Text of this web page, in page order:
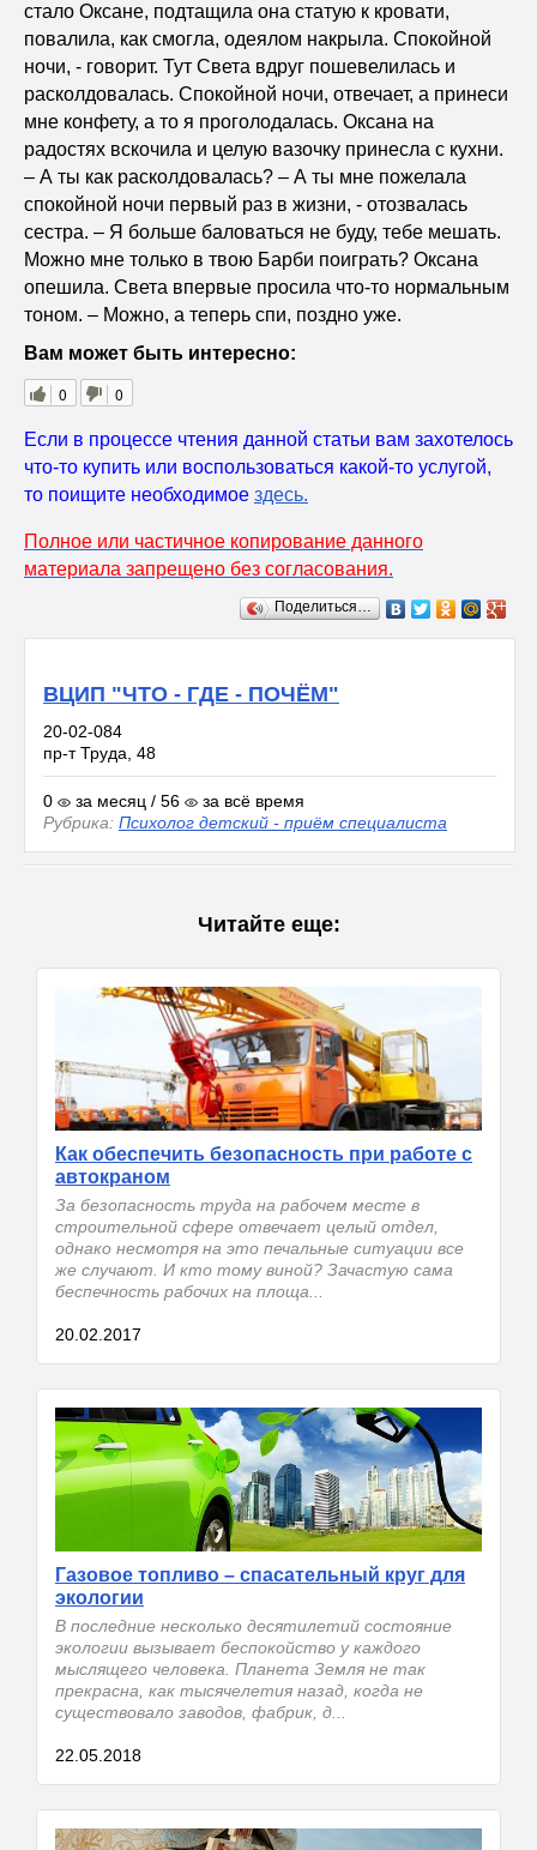
стало Оксане, подтащила она статую к кровати,
повалила, как смогла, одеялом накрыла. Спокойной
ночи, - говорит. Тут Света вдруг пошевелилась и
расколдовалась. Спокойной ночи, отвечает, а принеси
мне конфету, а то я проголодалась. Оксана на
радостях вскочила и целую вазочку принесла с кухни.
– А ты как расколдовалась? – А ты мне пожелала
спокойной ночи первый раз в жизни, - отозвалась
сестра. – Я больше баловаться не буду, тебе мешать.
Можно мне только в твою Барби поиграть? Оксана
опешила. Света впервые просила что-то нормальным
тоном. – Можно, а теперь спи, поздно уже.
Вам может быть интересно:
0
0
Если в процессе чтения данной статьи вам захотелось
что-то купить или воспользоваться какой-то услугой,
то поищите необходимое здесь.
Полное или частичное копирование данного
материала запрещено без согласования.
Поделиться…
ВЦИП "ЧТО - ГДЕ - ПОЧЁМ"
20-02-084
пр-т Труда, 48
0 за месяц / 56
за всё время
Рубрика: Психолог детский - приём специалиста
Читайте еще:
Как обеспечить безопасность при работе с
автокраном
За безопасность труда на рабочем месте в
строительной сфере отвечает целый отдел,
однако несмотря на это печальные ситуации все
же случают. И кто тому виной? Зачастую сама
беспечность рабочих на площа...
20.02.2017
Газовое топливо – спасательный круг для
экологии
В последние несколько десятилетий состояние
экологии вызывает беспокойство у каждого
мыслящего человека. Планета Земля не так
прекрасна, как тысячелетия назад, когда не
существовало заводов, фабрик, д...
22.05.2018